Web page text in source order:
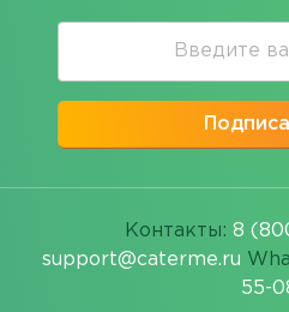
Контакты: 8
support@caterme.ru
55-